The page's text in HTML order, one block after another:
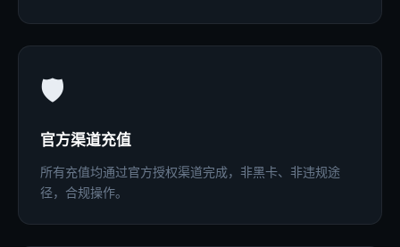
🛡️
官方渠道充值
所有充值均通过官方授权渠道完成，非黑卡、非违规途
径，合规操作。